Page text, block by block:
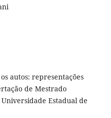
autos: representações
de Mestrado
Estadual de